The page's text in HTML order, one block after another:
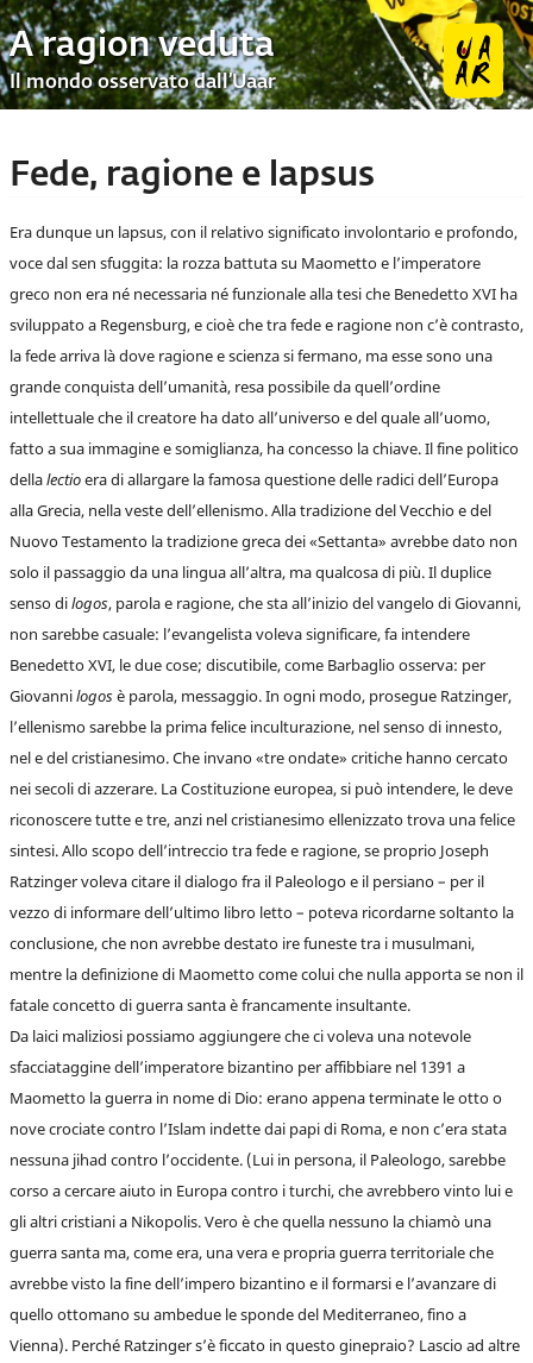
A ragion veduta
Il mondo osservato dall’Uaar
Fede, ragione e lapsus
Era dunque un lapsus, con il relativo significato involontario e profondo,
voce dal sen sfuggita: la rozza battuta su Maometto e l’imperatore
greco non era né necessaria né funzionale alla tesi che Benedetto XVI ha
sviluppato a Regensburg, e cioè che tra fede e ragione non c’è contrasto,
la fede arriva là dove ragione e scienza si fermano, ma esse sono una
grande conquista dell’umanità, resa possibile da quell’ordine
intellettuale che il creatore ha dato all’universo e del quale all’uomo,
fatto a sua immagine e somiglianza, ha concesso la chiave. Il fine politico
dellalectioera di allargare la famosa questione delle radici dell’Europa
alla Grecia, nella veste dell’ellenismo. Alla tradizione del Vecchio e del
Nuovo Testamento la tradizione greca dei «Settanta» avrebbe dato non
solo il passaggio da una lingua all’altra, ma qualcosa di più. Il duplice
senso dilogos, parola e ragione, che sta all’inizio del vangelo di Giovanni,
non sarebbe casuale: l’evangelista voleva significare, fa intendere
Benedetto XVI, le due cose; discutibile, come Barbaglio osserva: per
Giovannilogosè parola, messaggio. In ogni modo, prosegue Ratzinger,
l’ellenismo sarebbe la prima felice inculturazione, nel senso di innesto,
nel e del cristianesimo. Che invano «tre ondate» critiche hanno cercato
nei secoli di azzerare. La Costituzione europea, si può intendere, le deve
riconoscere tutte e tre, anzi nel cristianesimo ellenizzato trova una felice
sintesi. Allo scopo dell’intreccio tra fede e ragione, se proprio Joseph
Ratzinger voleva citare il dialogo fra il Paleologo e il persiano – per il
vezzo di informare dell’ultimo libro letto – poteva ricordarne soltanto la
conclusione, che non avrebbe destato ire funeste tra i musulmani,
mentre la definizione di Maometto come colui che nulla apporta se non il
fatale concetto di guerra santa è francamente insultante.
Da laici maliziosi possiamo aggiungere che ci voleva una notevole
sfacciataggine dell’imperatore bizantino per affibbiare nel 1391 a
Maometto la guerra in nome di Dio: erano appena terminate le otto o
nove crociate contro l’Islam indette dai papi di Roma, e non c’era stata
nessuna jihad contro l’occidente. (Lui in persona, il Paleologo, sarebbe
corso a cercare aiuto in Europa contro i turchi, che avrebbero vinto lui e
gli altri cristiani a Nikopolis. Vero è che quella nessuno la chiamò una
guerra santa ma, come era, una vera e propria guerra territoriale che
avrebbe visto la fine dell’impero bizantino e il formarsi e l’avanzare di
quello ottomano su ambedue le sponde del Mediterraneo, fino a
Vienna). Perché Ratzinger s’è ficcato in questo ginepraio? Lascio ad altre